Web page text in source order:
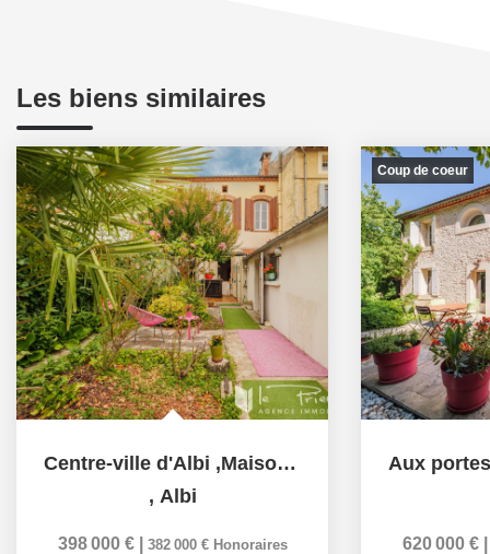
Les biens similaires
Centre-ville d'Albi ,Maison albigeoise de 188 m² avec jardin
, Albi
398 000 € 382 000 € Honoraires
Coup de coeur
620 000 €